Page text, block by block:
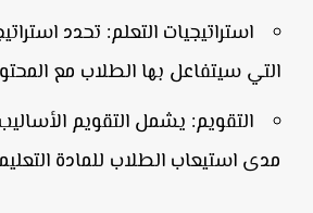
استراتيجيات التعلم:تحدد
التي سيتفاعل بها الطلاب مع
التقويم:يشمل التقويم الأساليب
مدى استيعاب الطلاب للمادة